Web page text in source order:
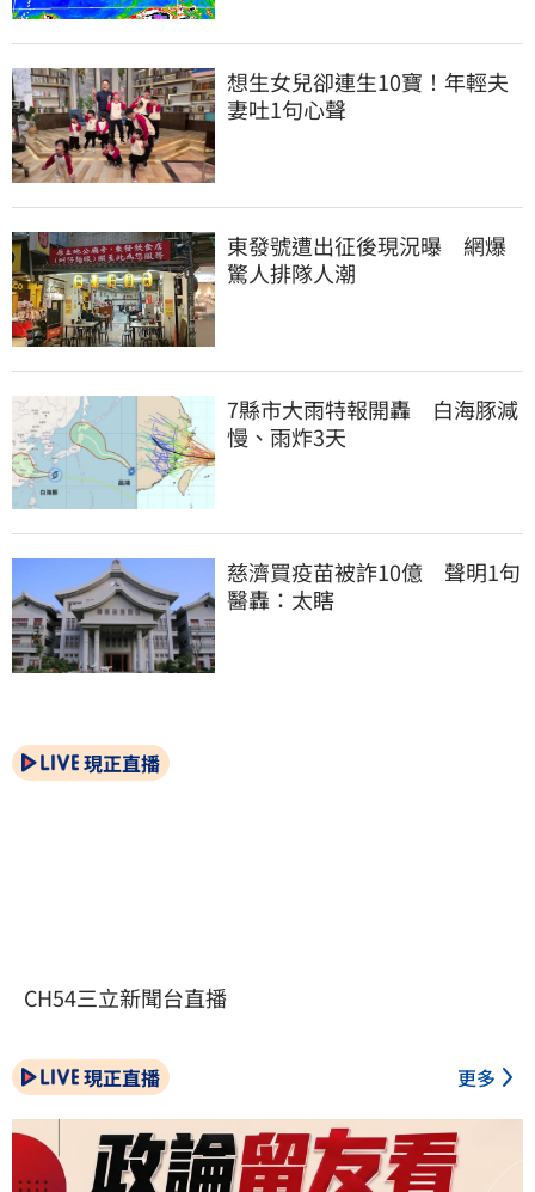
想生女兒卻連生10寶！年輕夫
妻吐1句心聲
東發號遭出征後現況曝　網爆
驚人排隊人潮
7縣市大雨特報開轟　白海豚減
慢、雨炸3天
慈濟買疫苗被詐10億　聲明1句
醫轟：太瞎
現正直播
CH54三立新聞台直播
現正直播 更多